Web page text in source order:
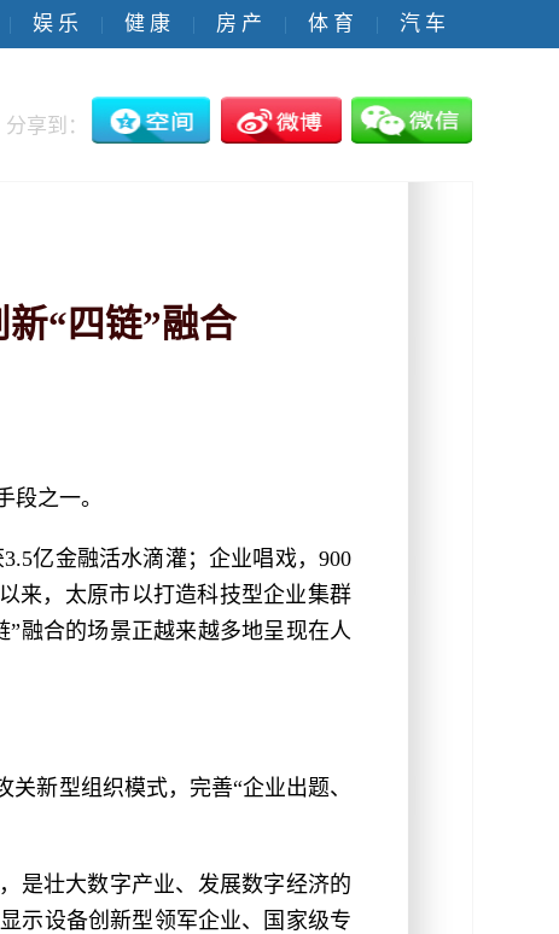
| 娱 乐 | 健 康 | 房 产 | 体 育 | 汽 车
分享到：
新“四链”融合
之一。
亿金融活水滴灌；企业唱戏，900
来，太原市以打造科技型企业集群
融合的场景正越来越多地呈现在人
新型组织模式，完善“企业出题、
是壮大数字产业、发展数字经济的
示设备创新型领军企业、国家级专